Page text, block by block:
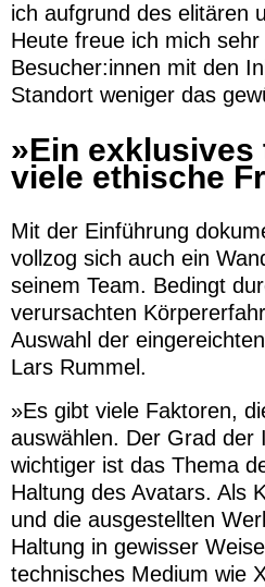
ich aufgrund des elitären
Heute freue ich mich
Besucher:innen mit den
Standort weniger das
»Ein exklusives
viele ethische
Mit der Einführung
vollzog sich auch ein
seinem Team. Bedingt
verursachten
Auswahl der
Lars Rummel.
»Es gibt viele Faktoren,
auswählen. Der Grad der
wichtiger ist das Thema
Haltung des Avatars. Als
und die ausgestellten
Haltung in gewisser
technisches Medium wie